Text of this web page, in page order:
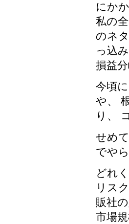
にか
私の
のネ
っ込
損益
今頃
や、
り、
せめ
でや
どれ
リス
販社
市場